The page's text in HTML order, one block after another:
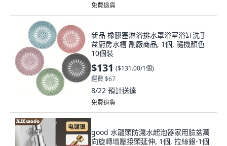
免費退貨
新品 橡膠塞淋浴排水罩浴室浴缸洗手
盆廚房水槽 副廠商品, 1個, 隨機顏色
10個裝
$131 ($131.00/1個)
運費 $67
8/22 預計送達
免費退貨
good 水龍頭防濺水起泡器家用臉盆萬
向旋轉增壓接頭延伸, 1個, 拉絲銀-1個